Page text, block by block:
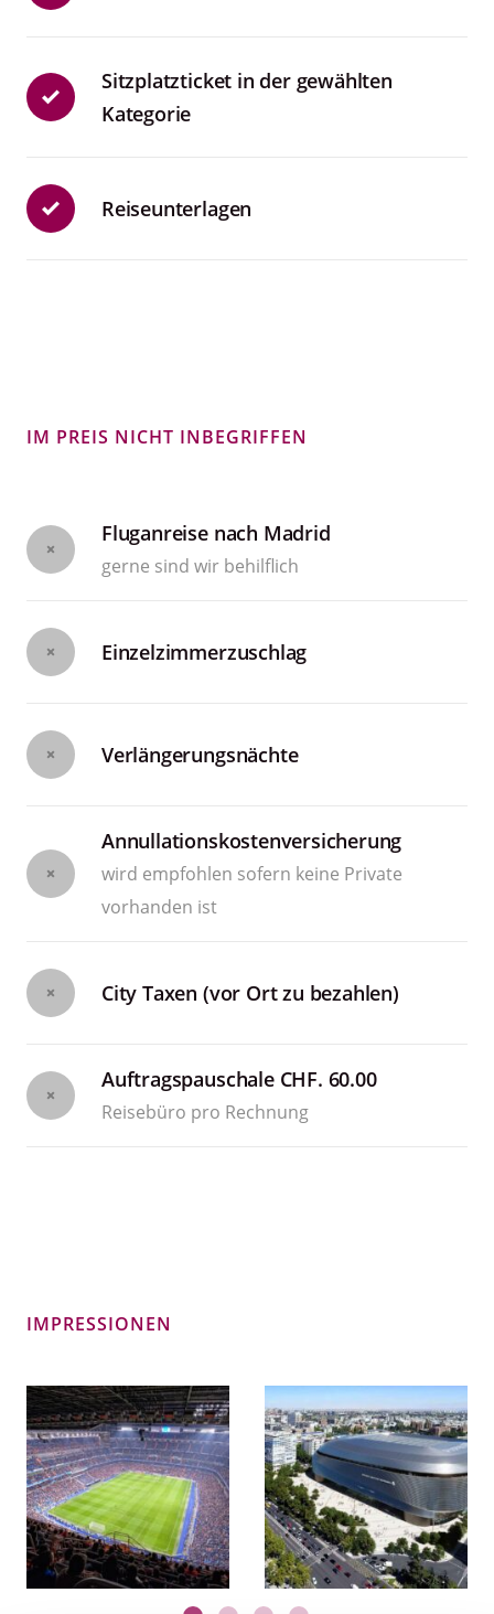
Sitzplatzticket in der gewählten
Kategorie
Reiseunterlagen
IM PREIS NICHT INBEGRIFFEN
Fluganreise nach Madrid
gerne sind wir behilflich
Einzelzimmerzuschlag
Verlängerungsnächte
Annullationskostenversicherung
wird empfohlen sofern keine Private
vorhanden ist
City Taxen (vor Ort zu bezahlen)
Auftragspauschale CHF. 60.00
Reisebüro pro Rechnung
IMPRESSIONEN